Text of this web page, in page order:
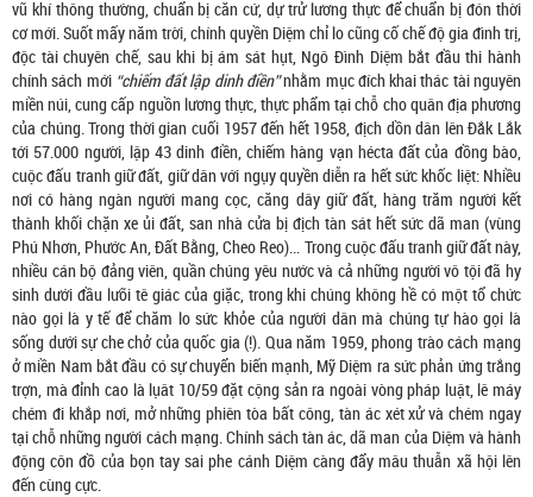
vũ khí thông thường, chuẩn bị căn cứ, dự trử lương thực để chuẩn bị đón thời
cơ mới. Suốt mấy năm trời, chính quyền Diệm chỉ lo cũng cố chế độ gia đình trị,
độc tài chuyên chế, sau khi bị ám sát hụt, Ngô Đình Diệm bắt đầu thi hành
chính sách mới “chiếm đất lập dinh điền”nhằm mục đích khai thác tài nguyên
miền núi, cung cấp nguồn lương thực, thực phẩm tại chỗ cho quân địa phương
của chúng. Trong thời gian cuối 1957 đến hết 1958, địch dồn dân lên Đắk Lắk
tới 57.000 người, lập 43 dinh điền, chiếm hàng vạn hécta đất của đồng bào,
cuộc đấu tranh giữ đất, giữ dân với ngụy quyền diễn ra hết sức khốc liệt: Nhiều
nơi có hàng ngàn người mang cọc, căng dây giữ đất, hàng trăm người kết
thành khối chặn xe ủi đất, san nhà cửa bị địch tàn sát hết sức dã man (vùng
Phú Nhơn, Phước An, Đất Bằng, Cheo Reo)… Trong cuộc đấu tranh giữ đất này,
nhiều cán bộ đảng viên, quần chúng yêu nước và cả những người vô tội đã hy
sinh dưới đầu lưỡi tê giác của giặc, trong khi chúng không hề có một tổ chức
nào gọi là y tế để chăm lo sức khỏe của người dân mà chúng tự hào gọi là
sống dưới sự che chở của quốc gia (!). Qua năm 1959, phong trào cách mạng
ở miền Nam bắt đầu có sự chuyển biến mạnh, Mỹ Diệm ra sức phản ứng trắng
trợn, mà đỉnh cao là lụât 10/59 đặt cộng sản ra ngoài vòng pháp luật, lê máy
chém đi khắp nơi, mở những phiên tòa bất công, tàn ác xét xử và chém ngay
tại chỗ những người cách mạng. Chính sách tàn ác, dã man của Diệm và hành
động côn đồ của bọn tay sai phe cánh Diệm càng đẩy mâu thuẫn xã hội lên
đến cùng cực.